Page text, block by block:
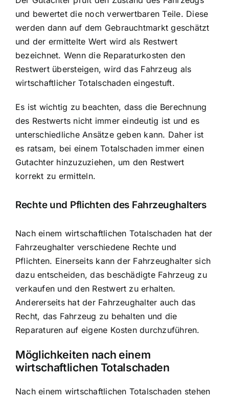
und bewertet die noch verwertbaren Teile. Diese
werden dann auf dem Gebrauchtmarkt geschätzt
und der ermittelte Wert wird als Restwert
bezeichnet. Wenn die Reparaturkosten den
Restwert übersteigen, wird das Fahrzeug als
wirtschaftlicher Totalschaden eingestuft.
Es ist wichtig zu beachten, dass die Berechnung
des Restwerts nicht immer eindeutig ist und es
unterschiedliche Ansätze geben kann. Daher ist
es ratsam, bei einem Totalschaden immer einen
Gutachter hinzuzuziehen, um den Restwert
korrekt zu ermitteln.
Rechte und Pflichten des Fahrzeughalters
Nach einem wirtschaftlichen Totalschaden hat der
Fahrzeughalter verschiedene Rechte und
Pflichten. Einerseits kann der Fahrzeughalter sich
dazu entscheiden, das beschädigte Fahrzeug zu
verkaufen und den Restwert zu erhalten.
Andererseits hat der Fahrzeughalter auch das
Recht, das Fahrzeug zu behalten und die
Reparaturen auf eigene Kosten durchzuführen.
Möglichkeiten nach einem
wirtschaftlichen Totalschaden
Nach einem wirtschaftlichen Totalschaden stehen